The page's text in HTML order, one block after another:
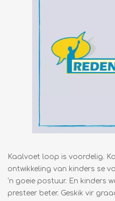
Kaalvoet loop is voordelig.
ontwikkeling van kinders se
‘n goeie postuur. En kinders
presteer beter. Geskik vir